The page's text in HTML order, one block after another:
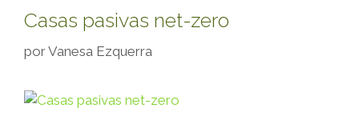
Casas pasivas net-zero
porVanesa Ezquerra